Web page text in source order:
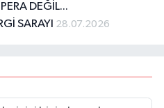
DEĞİL...
SARAYI 28.07.2026